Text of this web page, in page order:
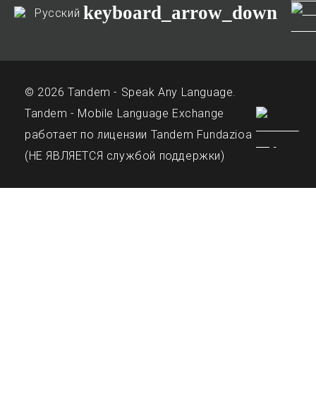
Русский keyboard_arrow_down
© 2026 Tandem - Speak Any Language.
Tandem - Mobile Language Exchange
работает по лицензии Tandem Fundazioa
(НЕ ЯВЛЯЕТСЯ службой поддержки)